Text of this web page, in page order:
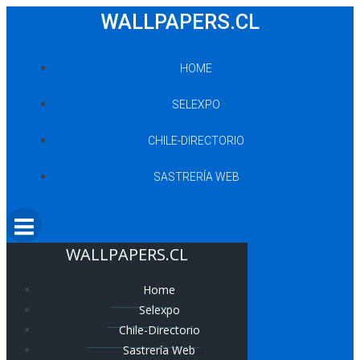
WALLPAPERS.CL
HOME
SELEXPO
CHILE-DIRECTORIO
SASTRERÍA WEB
WALLPAPERS.CL
Home
Selexpo
Chile-Directorio
Sastrería Web